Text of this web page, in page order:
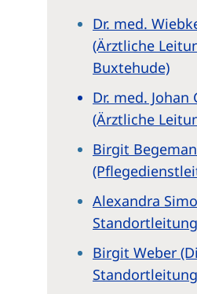
Dr. med.
(Ärztliche
Buxtehude)
Dr. med.
(Ärztliche
Birgit
Alexandra
Birgit Weber